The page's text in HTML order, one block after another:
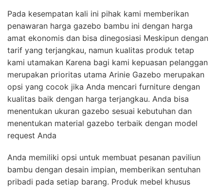
Pada kesempatan kali ini pihak kami memberikan
penawaran harga gazebo bambu ini dengan harga
amat ekonomis dan bisa dinegosiasi Meskipun dengan
tarif yang terjangkau, namun kualitas produk tetap
kami utamakan Karena bagi kami kepuasan pelanggan
merupakan prioritas utama Arinie Gazebo merupakan
opsi yang cocok jika Anda mencari furniture dengan
kualitas baik dengan harga terjangkau. Anda bisa
menentukan ukuran gazebo sesuai kebutuhan dan
menentukan material gazebo terbaik dengan model
request Anda
Anda memiliki opsi untuk membuat pesanan paviliun
bambu dengan desain impian, memberikan sentuhan
pribadi pada setiap barang. Produk mebel khusus